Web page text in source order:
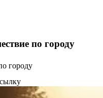
по городу
городу